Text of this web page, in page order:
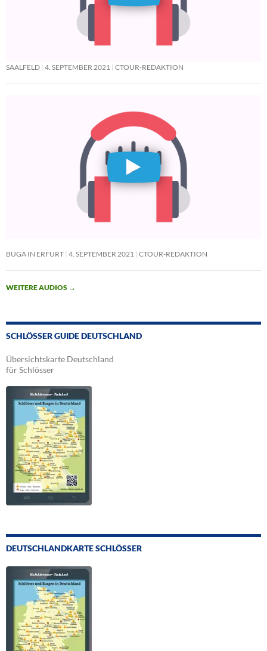
SAALFELD 4. SEPTEMBER 2021 CTOUR-REDAKTION
BUGA IN ERFURT 4. SEPTEMBER 2021 CTOUR-REDAKTION
WEITERE AUDIOS →
SCHLÖSSER GUIDE DEUTSCHLAND
Übersichtskarte Deutschland
für Schlösser
DEUTSCHLANDKARTE SCHLÖSSER